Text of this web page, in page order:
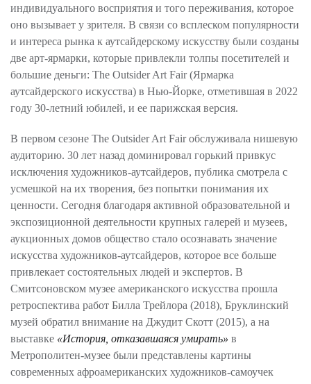
индивидуального восприятия и того переживания, которое
оно вызывает у зрителя. В связи со всплеском популярности
и интереса рынка к аутсайдерскому искусству были созданы
две арт-ярмарки, которые привлекли толпы посетителей и
большие деньги: The Outsider Art Fair (Ярмарка
аутсайдерского искусства) в Нью-Йорке, отметившая в 2022
году 30-летний юбилей, и ее парижская версия.
В первом сезоне The Outsider Art Fair обслуживала нишевую
аудиторию. 30 лет назад доминировал горький привкус
исключения художников-аутсайдеров, публика смотрела с
усмешкой на их творения, без попытки понимания их
ценности. Сегодня благодаря активной образовательной и
экспозиционной деятельности крупных галерей и музеев,
аукционных домов общество стало осознавать значение
искусства художников-аутсайдеров, которое все больше
привлекает состоятельных людей и экспертов. В
Смитсоновском музее американского искусства прошла
ретроспектива работ Билла Трейлора (2018), Бруклинский
музей обратил внимание на Джудит Скотт (2015), а на
выставке «История, отказавшаяся умирать» в
Метрополитен-музее были представлены картины
современных афроамериканских художников-самоучек